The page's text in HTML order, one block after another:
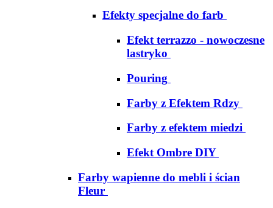
Efekty specjalne do farb
Efekt terrazzo - nowoczesne
lastryko
Pouring
Farby z Efektem Rdzy
Farby z efektem miedzi
Efekt Ombre DIY
Farby wapienne do mebli i ścian
Fleur